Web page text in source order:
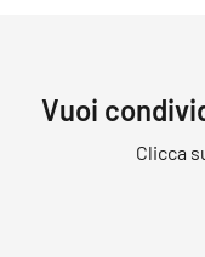
Vuoi
Clicca